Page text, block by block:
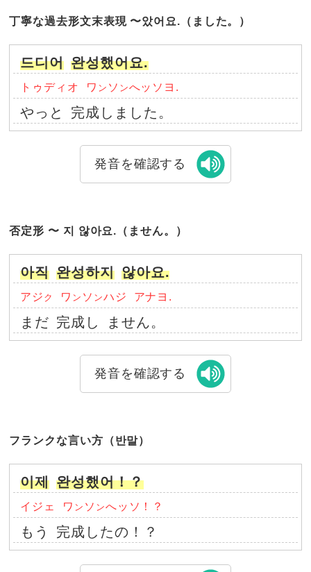
丁寧な過去形文末表現 〜았어요.（ました。）
드디어 완성했어요.
トゥディオ ワ ン ソ ンへッソヨ.
やっと 完成しました。
発音を確認する
否定形 〜 지 않아요.（ません。）
아직 완성하지 않아요.
アジ ク ワ ン ソ ンハジ アナヨ.
まだ 完成し ません。
発音を確認する
フランクな言い方（반말）
이제 완성했어！？
イジェ ワ ン ソ ンへッソ！？
もう 完成したの！？